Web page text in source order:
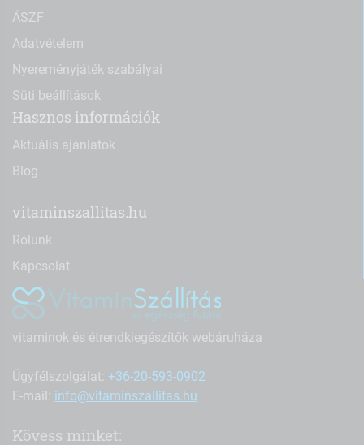
ÁSZF
Adatvételem
Nyereményjáték szabályai
Süti beállítások
Hasznos információk
Aktuális ajánlatok
Blog
vitaminszallitas.hu
Rólunk
Kapcsolat
vitaminok és étrendkiegészítők webáruháza
Ügyfélszolgálat: +36-20-593-0902
E-mail: info@vitaminszallitas.hu
Kövess minket: